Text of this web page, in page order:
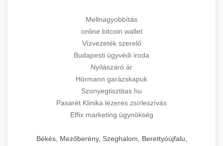
Mellnagyobbítás
online bitcoin wallet
Vízvezeték szerelő
Budapesti ügyvédi iroda
Nyílászáró ár
Hörmann garázskapuk
Szonyegtisztitas.hu
Pasarét Klinika lézeres zsírleszívás
Effix marketing ügynökség
Békés, Mezőberény, Szeghalom, Berettyóújfalu,